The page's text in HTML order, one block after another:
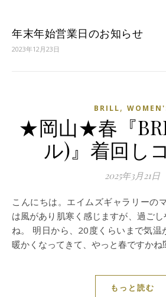
年末年始営業日のお知らせ
2023年12月23日
BRILL,
★岡山★春『
ル)』着回し
2025年3月21日
こんにちは。エイムズギャラリーのマキです。 今日も岡山
は風があり肌寒く感じますが、過ご
ね。 明日から、20度くらいまで気温
暖かくなってきて、やっと春ですか
もっと読む